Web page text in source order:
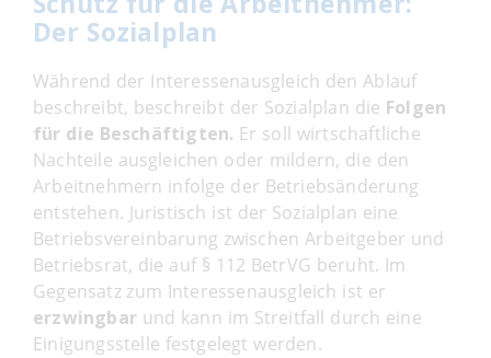
Der Sozialplan
Während der Interessenausgleich den Ablauf
beschreibt, beschreibt der Sozialplan die Folgen
für die Beschäftigten. Er soll wirtschaftliche
Nachteile ausgleichen oder mildern, die den
Arbeitnehmern infolge der Betriebsänderung
entstehen. Juristisch ist der Sozialplan eine
Betriebsvereinbarung zwischen Arbeitgeber und
Betriebsrat, die auf § 112 BetrVG beruht. Im
Gegensatz zum Interessenausgleich ist er
erzwingbar und kann im Streitfall durch eine
Einigungsstelle festgelegt werden.